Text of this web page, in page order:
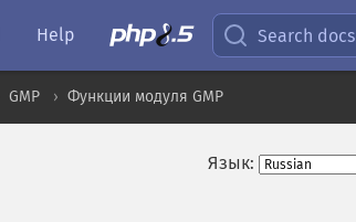
Help Search docs
GMP Функции модуля GMP
Язык: